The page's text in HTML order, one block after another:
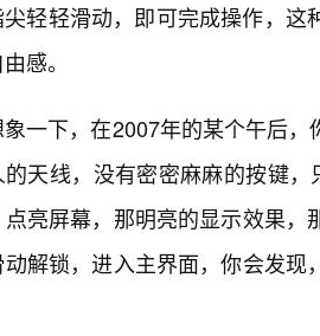
轻轻滑动，即可完成操作，这
感。
一下，在2007年的某个午后
的天线，没有密密麻麻的按键
点亮屏幕，那明亮的显示效果
解锁，进入主界面，你会发